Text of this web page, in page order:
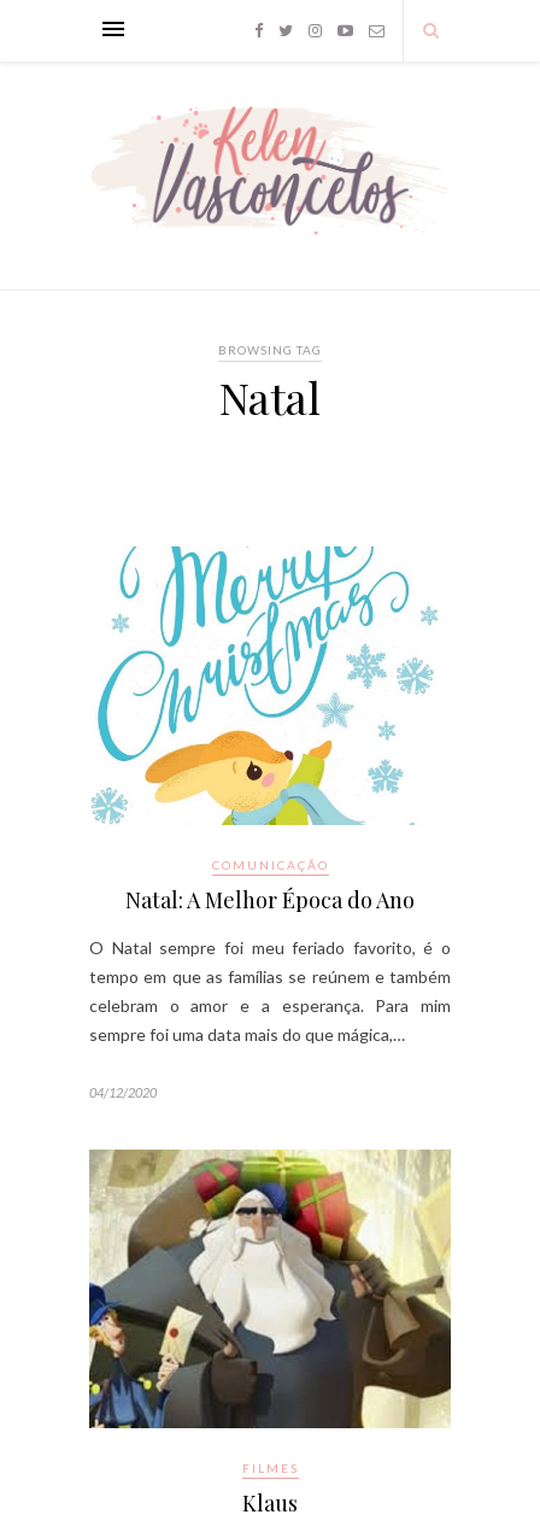
BROWSING TAG
Natal
COMUNICAÇÃO
Natal: A Melhor Época do Ano
O Natal sempre foi meu feriado favorito, é o
tempo em que as famílias se reúnem e também
celebram o amor e a esperança. Para mim
sempre foi uma data mais do que mágica,…
04/12/2020
FILMES
Klaus